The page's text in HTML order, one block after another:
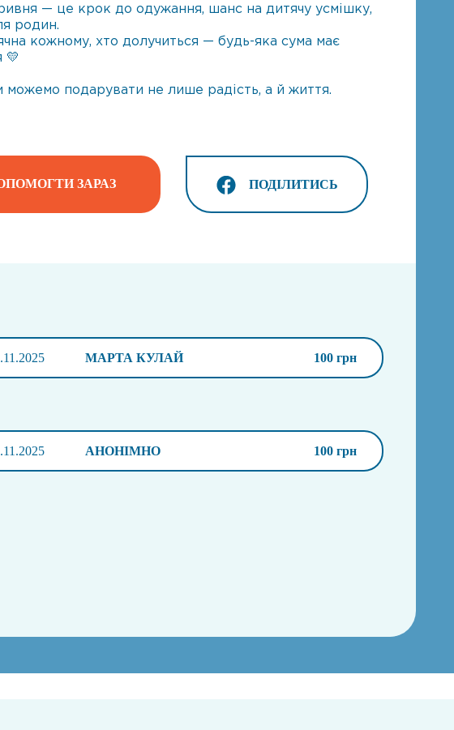
— це крок до одужання, шанс на дитячу усмішку,
родин.
кожному, хто долучиться — будь-яка сума має
💛
можемо подарувати не лише радість, а й життя.
ЗАРАЗ ПОДІЛИТИСЬ
МАРТА КУЛАЙ 100 грн
АНОНІМНО 100 грн